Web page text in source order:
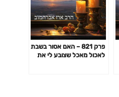
פרק 821 – האם אסור בשבת
לאכול מאכל שצובע לי את